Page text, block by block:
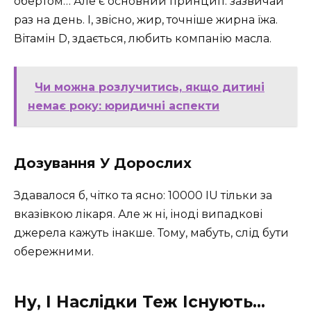
раз на день. І, звісно, жир, точніше жирна їжа.
Вітамін D, здається, любить компанію масла.
Чи можна розлучитись, якщо дитині
немає року: юридичні аспекти
Дозування У Дорослих
Здавалося б, чітко та ясно: 10000 IU тільки за
вказівкою лікаря. Але ж ні, іноді випадкові
джерела кажуть інакше. Тому, мабуть, слід бути
обережними.
Ну, І Наслідки Теж Існують…